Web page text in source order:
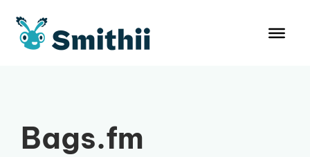
Bags.fm